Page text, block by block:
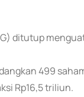
ditutup
499
Rp16,5 triliun.